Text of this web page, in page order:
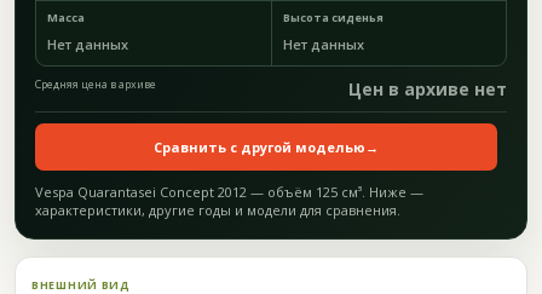
Масса
Нет данных
Высота сиденья
Нет данных
Средняя цена в архиве Цен в архиве нет
Сравнить с другой моделью →
Vespa Quarantasei Concept 2012 — объём 125 см³. Ниже —
характеристики, другие годы и модели для сравнения.
ВНЕШНИЙ ВИД